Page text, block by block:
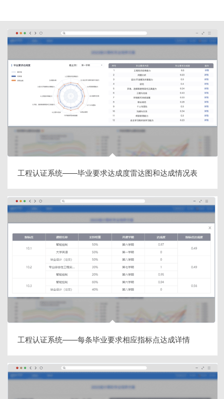
工程认证系统——毕业要求达成度雷达图和达成情况表
工程认证系统——每条毕业要求相应指标点达成详情